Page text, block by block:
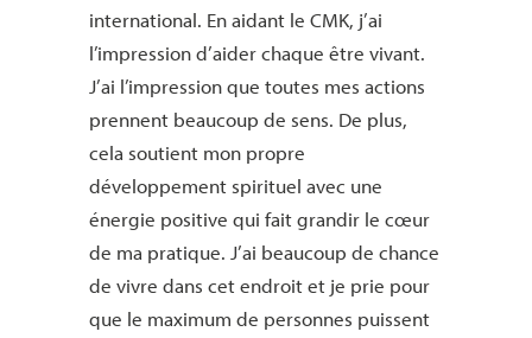
international. En aidant le CMK, j’ai
l’impression d’aider chaque être vivant.
J’ai l’impression que toutes mes actions
prennent beaucoup de sens. De plus,
cela soutient mon propre
développement spirituel avec une
énergie positive qui fait grandir le cœur
de ma pratique. J’ai beaucoup de chance
de vivre dans cet endroit et je prie pour
que le maximum de personnes puissent